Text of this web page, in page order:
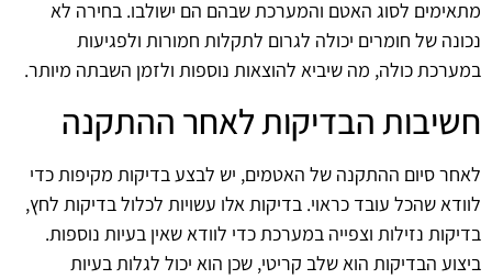
מתאימים לסוג האטם והמערכת שבהם הם ישולבו. בחירה לא
נכונה של חומרים יכולה לגרום לתקלות חמורות ולפגיעות
במערכת כולה, מה שיביא להוצאות נוספות ולזמן השבתה מיותר.
חשיבות הבדיקות לאחר ההתקנה
לאחר סיום ההתקנה של האטמים, יש לבצע בדיקות מקיפות כדי
לוודא שהכל עובד כראוי. בדיקות אלו עשויות לכלול בדיקות לחץ,
בדיקות נזילות וצפייה במערכת כדי לוודא שאין בעיות נוספות.
ביצוע הבדיקות הוא שלב קריטי, שכן הוא יכול לגלות בעיות